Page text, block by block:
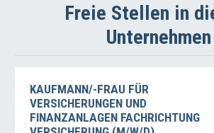
Freie Stellen in
Unternehmen
KAUFMANN/-FRAU FÜR
VERSICHERUNGEN UND
FINANZANLAGEN FACHRICHTUNG